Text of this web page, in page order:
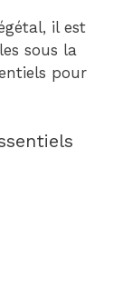
il est
sous la
pour